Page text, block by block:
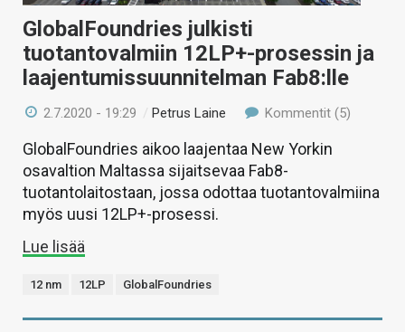
HAKU
GlobalFoundries julkisti
tuotantovalmiin 12LP+-prosessin ja
laajentumissuunnitelman Fab8:lle
2.7.2020 - 19:29 /Petrus Laine Kommentit (5)
GlobalFoundries aikoo laajentaa New Yorkin
osavaltion Maltassa sijaitsevaa Fab8-
tuotantolaitostaan, jossa odottaa tuotantovalmiina
myös uusi 12LP+-prosessi.
Lue lisää
12 nm 12LP GlobalFoundries